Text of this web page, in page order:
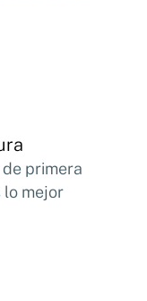
primera
mejor